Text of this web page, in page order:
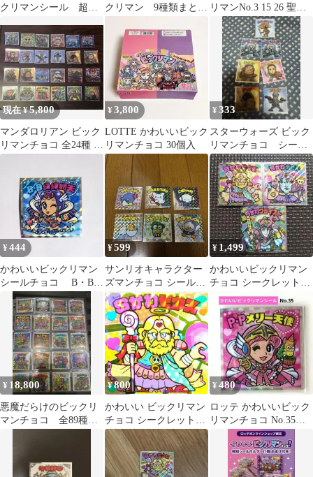
クリマンシール 超帝
クリマン 9種類まとめ
売り
リマンNo.3 15 26 聖プ
リ帝他2枚 全3枚セッ
トA
現在 ¥5,800
マンダロリアン ビック
リマンチョコ 全24種 コ
ンプリート セット
¥3,800
LOTTE かわいいビック
リマンチョコ 30個入
¥333
スターウォーズ ビック
リマンチョコ シール7
枚セット
¥444
かわいいビックリマン
シールチョコ B・B縁
縄如天 No.32
¥599
サンリオキャラクター
ズマンチョコ シール6
枚
¥1,499
かわいいビックリマン
チョコ シークレット
S1 S2 S3 3枚セット
¥ 18,800
悪魔だらけのビックリ
マンチョコ 全89種フ
35th 35周年
¥800
かわいい ビックリマン
チョコ シークレット2
枚セット
¥480
ロッテ かわいいビック
リマンチョコ No.35
P・Pメリー天使